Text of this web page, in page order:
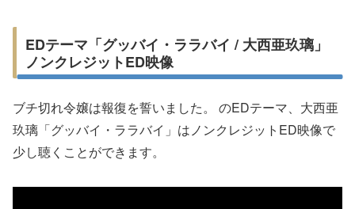
EDテーマ「グッバイ・ララバイ / 大西亜玖璃」
ノンクレジットED映像
ブチ切れ令嬢は報復を誓いました。 のEDテーマ、大西亜
玖璃「グッバイ・ララバイ」はノンクレジットED映像で
少し聴くことができます。